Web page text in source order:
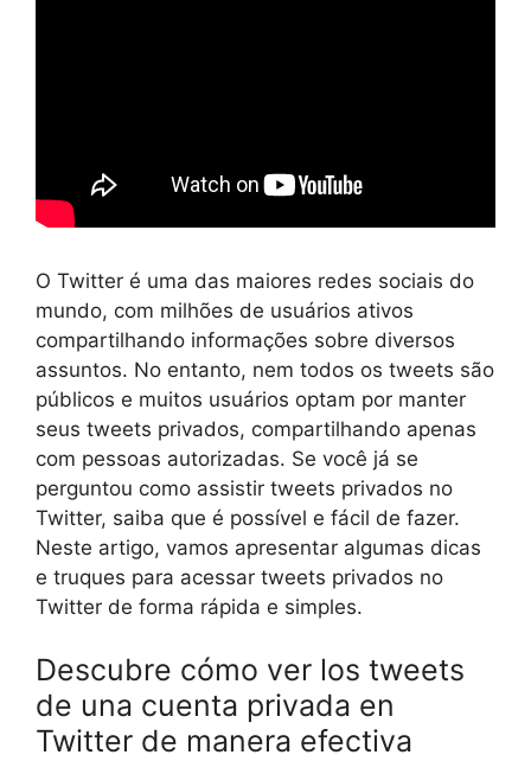
O Twitter é uma das maiores redes sociais do
mundo, com milhões de usuários ativos
compartilhando informações sobre diversos
assuntos. No entanto, nem todos os tweets são
públicos e muitos usuários optam por manter
seus tweets privados, compartilhando apenas
com pessoas autorizadas. Se você já se
perguntou como assistir tweets privados no
Twitter, saiba que é possível e fácil de fazer.
Neste artigo, vamos apresentar algumas dicas
e truques para acessar tweets privados no
Twitter de forma rápida e simples.
Descubre cómo ver los tweets
de una cuenta privada en
Twitter de manera efectiva